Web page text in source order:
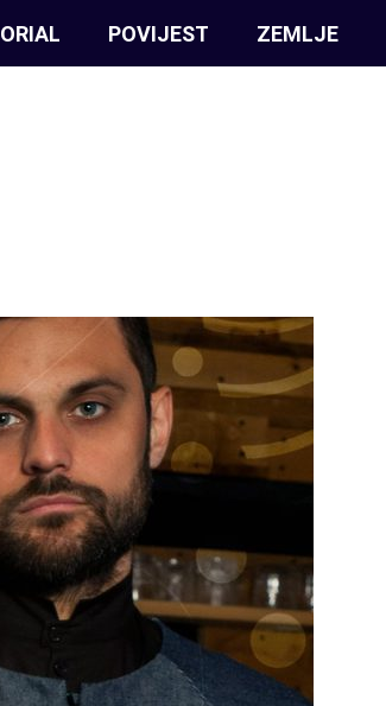
POVIJEST ZEMLJE